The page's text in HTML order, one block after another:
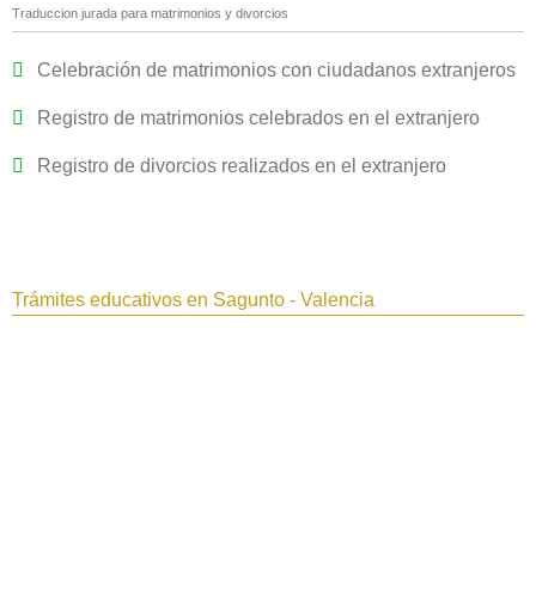
Traduccion jurada para matrimonios y divorcios
Celebración de matrimonios con ciudadanos extranjeros
Registro de matrimonios celebrados en el extranjero
Registro de divorcios realizados en el extranjero
Trámites educativos en Sagunto - Valencia